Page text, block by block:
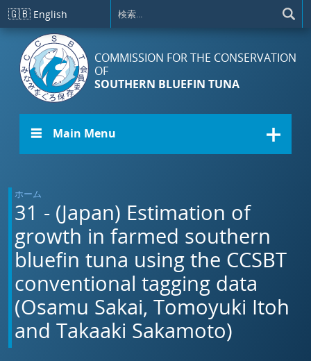
メインコンテンツに移動
🇬🇧 English
COMMISSION FOR THE CONSERVATION
OF
SOUTHERN BLUEFIN TUNA
☰ Main Menu
ホーム
31 - (Japan) Estimation of
growth in farmed southern
bluefin tuna using the CCSBT
conventional tagging data
(Osamu Sakai, Tomoyuki Itoh
and Takaaki Sakamoto)